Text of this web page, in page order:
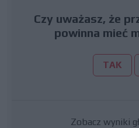
Czy uważasz, że
powinna mieć
TAK
Zobacz wyniki